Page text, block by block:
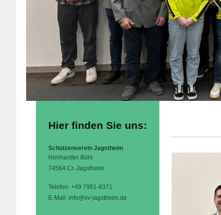
Hier finden Sie uns:
Schützenverein Jagstheim
Honhardter Bühl
74564 Cr.-Jagstheim
Telefon: +49 7951-8371
E-Mail: info@sv-jagstheim.de